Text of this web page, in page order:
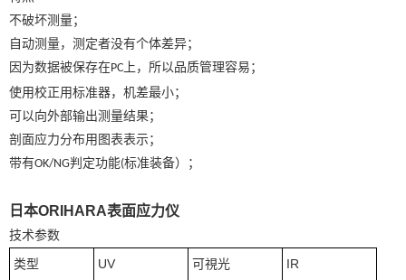
不破坏测量；
自动测量，测定者没有个体差异；
因为数据被保存在PC 上，所以品质管理容易；
使用校正用标准器，机差最小；
可以向外部输出测量结果；
剖面应力分布用图表表示；
带有OK/NG判定功能(标准装备）；
日本ORIHARA表面应力仪
技术参数
类型 UV 可視光 IR